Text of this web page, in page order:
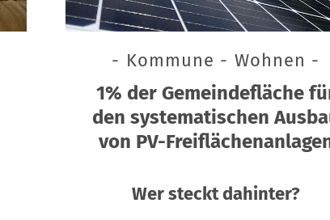
- Kommune - Wohnen -
1% der Gemeindefläche
den systematischen
von PV-
Wer steckt dahinter?